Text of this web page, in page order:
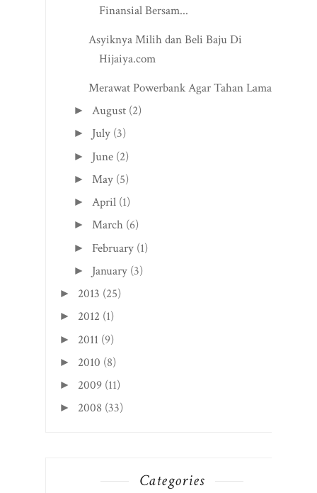
Finansial Bersam...
Asyiknya Milih dan Beli Baju Di
Hijaiya.com
Merawat Powerbank Agar Tahan Lama
►August (2)
► July (3)
► June (2)
►May (5)
►April (1)
►March (6)
► February (1)
► January (3)
► 2013 (25)
► 2012 (1)
► 2011 (9)
► 2010 (8)
► 2009 (11)
► 2008 (33)
Categories